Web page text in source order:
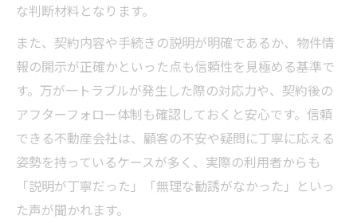
な判断材料となります。
また、契約内容や手続きの説明が明確であるか、物件情
報の開示が正確かといった点も信頼性を見極める基準で
す。万が一トラブルが発生した際の対応力や、契約後の
アフターフォロー体制も確認しておくと安心です。信頼
できる不動産会社は、顧客の不安や疑問に丁寧に応える
姿勢を持っているケースが多く、実際の利用者からも
「説明が丁寧だった」「無理な勧誘がなかった」といっ
た声が聞かれます。